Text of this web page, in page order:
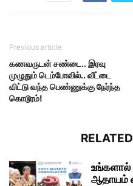
Previous article
கணவருடன் சண்டை.. இரவு
முழுதும் டெம்போவில்.. வீட்டை
விட்டு வந்த பெண்ணுக்கு நேர்ந்த
கொடூரம்!
உங்களால்
ஆதாயம்